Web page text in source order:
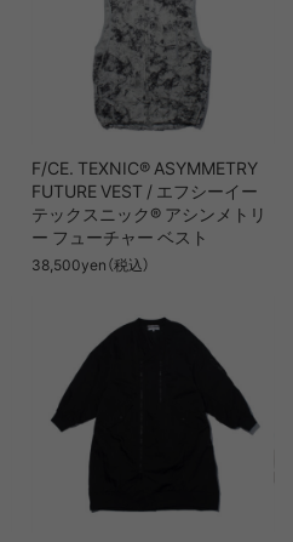
F/CE. TEXNIC® ASYMMETRY
FUTURE VEST / エフシーイー
テックスニック® アシンメトリ
ー フューチャー ベスト
38,500yen（税込）